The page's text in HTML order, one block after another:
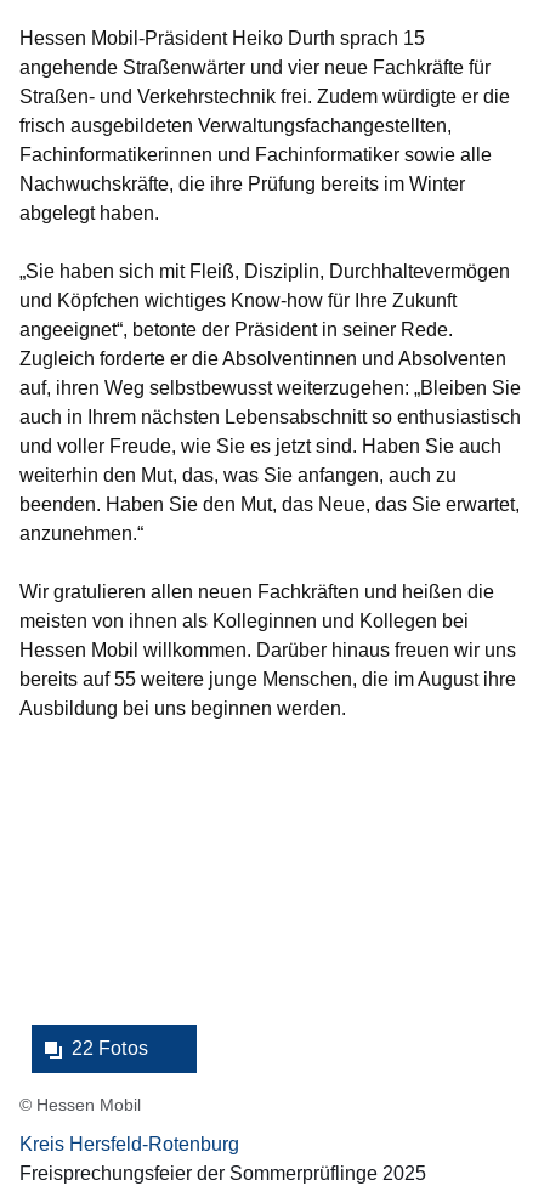
Hessen Mobil-Präsident Heiko Durth sprach 15
angehende Straßenwärter und vier neue Fachkräfte für
Straßen- und Verkehrstechnik frei. Zudem würdigte er die
frisch ausgebildeten Verwaltungsfachangestellten,
Fachinformatikerinnen und Fachinformatiker sowie alle
Nachwuchskräfte, die ihre Prüfung bereits im Winter
abgelegt haben.
„Sie haben sich mit Fleiß, Disziplin, Durchhaltevermögen
und Köpfchen wichtiges Know-how für Ihre Zukunft
angeeignet“, betonte der Präsident in seiner Rede.
Zugleich forderte er die Absolventinnen und Absolventen
auf, ihren Weg selbstbewusst weiterzugehen: „Bleiben Sie
auch in Ihrem nächsten Lebensabschnitt so enthusiastisch
und voller Freude, wie Sie es jetzt sind. Haben Sie auch
weiterhin den Mut, das, was Sie anfangen, auch zu
beenden. Haben Sie den Mut, das Neue, das Sie erwartet,
anzunehmen.“
Wir gratulieren allen neuen Fachkräften und heißen die
meisten von ihnen als Kolleginnen und Kollegen bei
Hessen Mobil willkommen. Darüber hinaus freuen wir uns
bereits auf 55 weitere junge Menschen, die im August ihre
Ausbildung bei uns beginnen werden.
22 Fotos
© Hessen Mobil
Kreis Hersfeld-Rotenburg
Freisprechungsfeier der Sommerprüflinge 2025